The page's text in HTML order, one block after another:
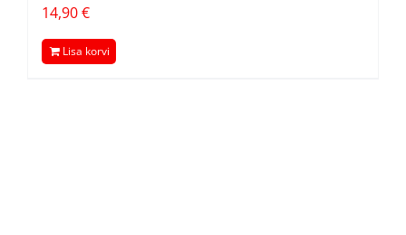
14,90€
Lisa korvi